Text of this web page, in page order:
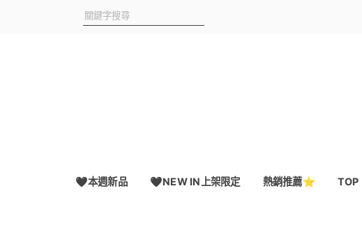
🖤本週新品 🖤NEW IN上架限定 熱銷推薦⭐ TOP